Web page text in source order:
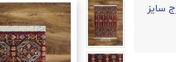
طرح چوب رنگ خراسان 30 رج سایز